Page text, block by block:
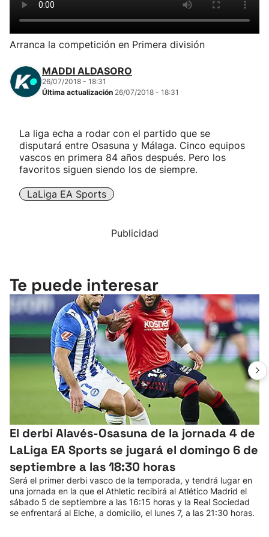
Herri-kirolak
Balonmano
Kirolak 360
Carreras de montaña
Arranca la competición en Primera división
MADDI ALDASORO
26/07/2018 - 18:31
Última actualización 26/07/2018 - 18:31
La liga echa a rodar con el partido que se
disputará entre Osasuna y Málaga. Cinco equipos
vascos en primera 84 años después. Pero los
favoritos siguen siendo los de siempre.
LaLiga EA Sports
Publicidad
Te puede interesar
El derbi Alavés-Osasuna de la jornada 4 de
LaLiga EA Sports se jugará el domingo 6 de
septiembre a las 18:30 horas
Será el primer derbi vasco de la temporada, y tendrá lugar en
una jornada en la que el Athletic recibirá al Atlético Madrid el
sábado 5 de septiembre a las 16:15 horas y la Real Sociedad
se enfrentará al Elche, a domicilio, el lunes 7, a las 21:30 horas.